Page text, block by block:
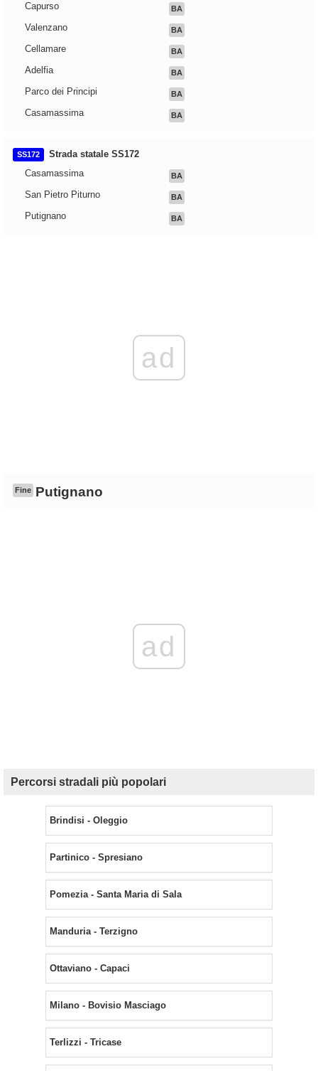
Capurso BA
Valenzano BA
Cellamare BA
Adelfia BA
Parco dei Principi BA
Casamassima BA
SS172
Strada statale SS172
Casamassima
BA
San Pietro Piturno BA
Putignano BA
ad
Fine Putignano
ad
Percorsi stradali più popolari
Brindisi - Oleggio
Partinico - Spresiano
Pomezia - Santa Maria di Sala
Manduria - Terzigno
Ottaviano - Capaci
Milano - Bovisio Masciago
Terlizzi - Tricase